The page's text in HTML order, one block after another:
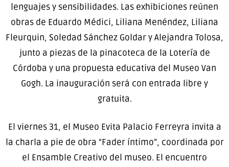
lenguajes y sensibilidades. Las exhibiciones reúnen
obras de Eduardo Médici, Liliana Menéndez, Liliana
Fleurquin, Soledad Sánchez Goldar y Alejandra Tolosa,
junto a piezas de la pinacoteca de la Lotería de
Córdoba y una propuesta educativa del Museo Van
Gogh. La inauguración será con entrada libre y
gratuita.
El viernes 31, el Museo Evita Palacio Ferreyra invita a
la charla a pie de obra “Fader íntimo”, coordinada por
el Ensamble Creativo del museo. El encuentro